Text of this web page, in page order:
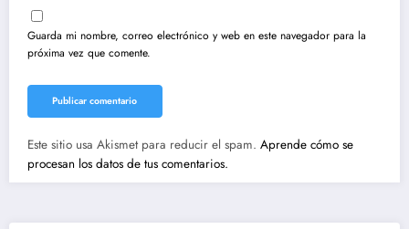
Guarda mi nombre, correo electrónico y web en este navegador para la
próxima vez que comente.
Este sitio usa Akismet para reducir el spam. Aprende cómo se
procesan los datos de tus comentarios.